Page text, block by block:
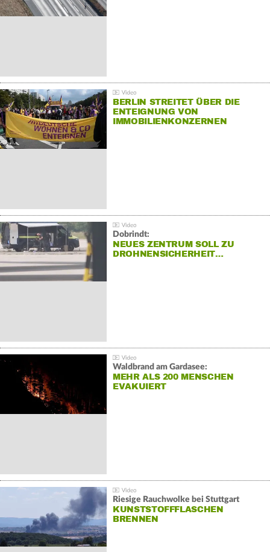
BERLIN STREITET ÜBER DIE
ENTEIGNUNG VON
IMMOBILIENKONZERNEN
Dobrindt:
NEUES ZENTRUM SOLL ZU
DROHNENSICHERHEIT…
Waldbrand am Gardasee:
MEHR ALS 200 MENSCHEN
EVAKUIERT
Riesige Rauchwolke bei Stuttgart
KUNSTSTOFFFLASCHEN
BRENNEN